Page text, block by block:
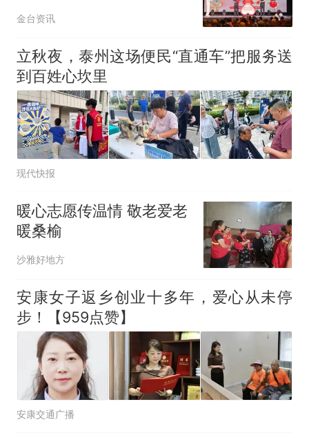
力基层治理
金台资讯
立秋夜，泰州这场便民“直通车”把服务送
到百姓心坎里
现代快报
暖心志愿传温情 敬老爱老
暖桑榆
沙雅好地方
安康女子返乡创业十多年，爱心从未停
步！【959点赞】
安康交通广播